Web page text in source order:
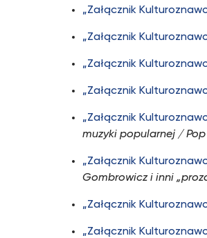
„Załącznik
„Załącznik
„Załącznik
„Załącznik
„Załącznik
muzyki popularnej /
„Załącznik
Gombrowicz i inni
„Załącznik
„Załącznik